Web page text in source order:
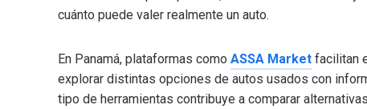
cuánto puede valer realmente un auto.
En Panamá, plataformas como ASSA Market facilitan
explorar distintas opciones de autos usados con
tipo de herramientas contribuye a comparar